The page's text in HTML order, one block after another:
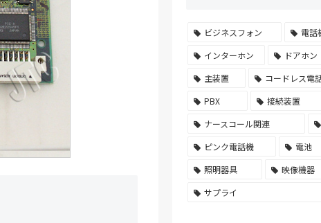
ビジネスフォン 電話
インターホン
ドアホン
主装置
コードレス電
PBX
接続装置
ナースコール関連
ピンク電話機
電池
照明器具
映像機器
サプライ